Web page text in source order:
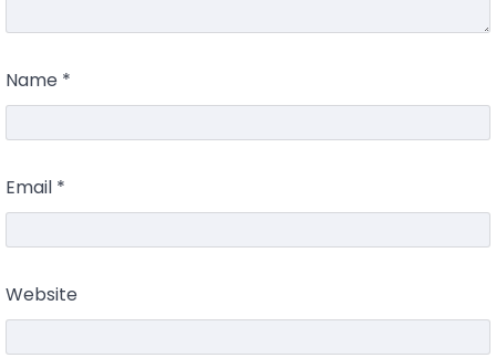
Name *
Email *
Website